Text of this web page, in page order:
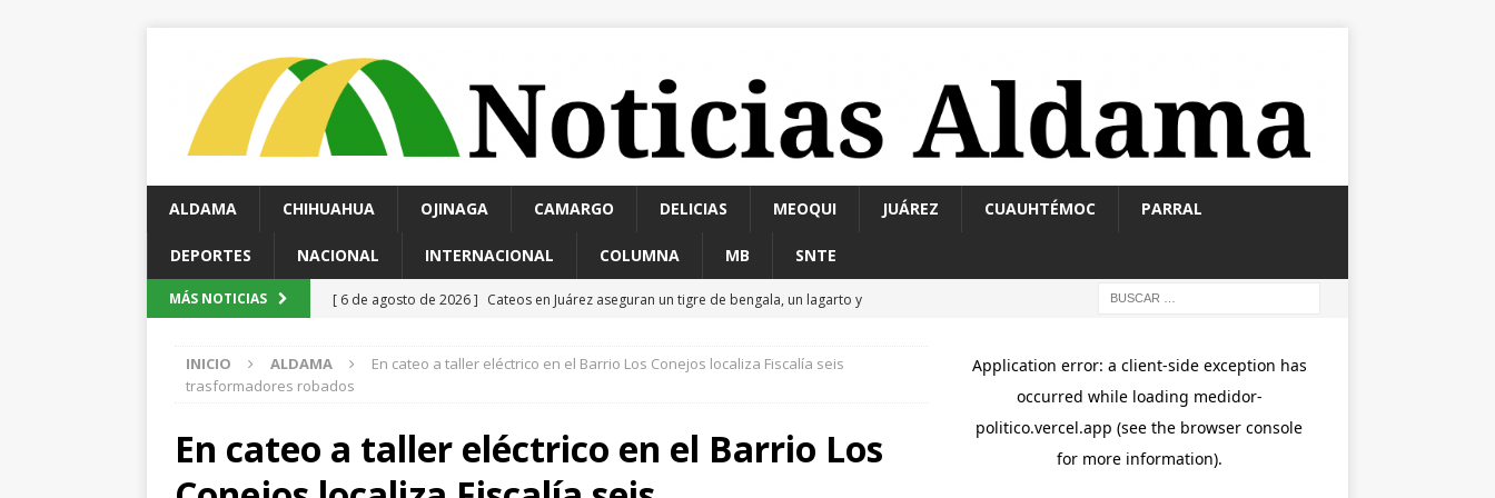
ALDAMA CHIHUAHUA OJINAGA CAMARGO DELICIAS MEOQUI JUÁREZ CUAUHTÉMOC PARRAL
DEPORTES NACIONAL INTERNACIONAL COLUMNA MB SNTE
MÁS NOTICIAS [ 6 de agosto de 2026 ] Cateos en Juárez aseguran un tigre de bengala, un lagarto y
[ 6 de agosto de 2026 ] Destaca César Jáuregui la importancia de atender las colonias con
[ 6 de agosto de 2026 ]
Ejecutan a hombre dentro de su vivienda en la colonia Ramón
Reyes
ESTATAL
INICIO ALDAMA
En cateo a taller eléctrico en el Barrio Los Conejos localiza Fiscalía seis
trasformadores robados
En cateo a taller eléctrico en el Barrio Los